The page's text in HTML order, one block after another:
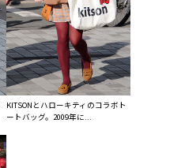
KITSONとハローキティのコラボト
ートバッグ。2009年に...